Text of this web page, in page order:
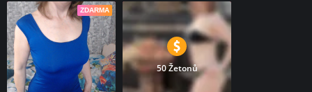
ZDARMA
50 Žetonů